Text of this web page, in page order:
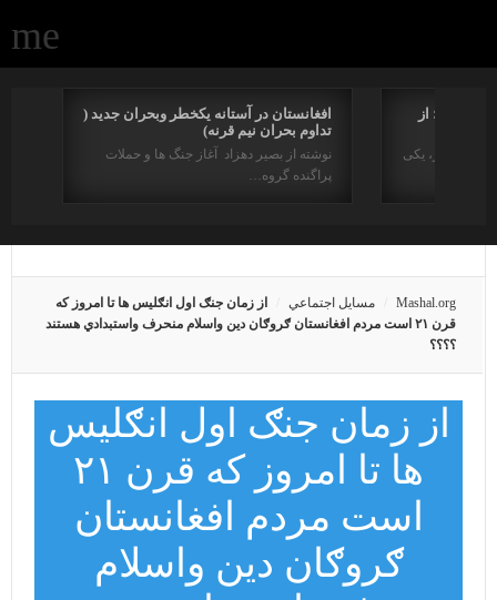
افغانستان در آستانه یکخطر وبحران جدید (
تداوم بحران نیم قرنه)
نوشته از بصیر دهزاد آغاز جنگ ها و حملات
پراگنده گروه…
دینی؛ از
سده اخیر، یکی
Mashal.org مسايل اجتماعي
از زمان جنګ اول انګليس ها تا امروز که
قرن ۲۱ است مردم افغانستان ګروګان دين واسلام منحرف واستبدادي هستند
؟؟؟؟
از زمان جنګ اول انګليس
ها تا امروز که قرن ۲۱
است مردم افغانستان
ګروګان دين واسلام